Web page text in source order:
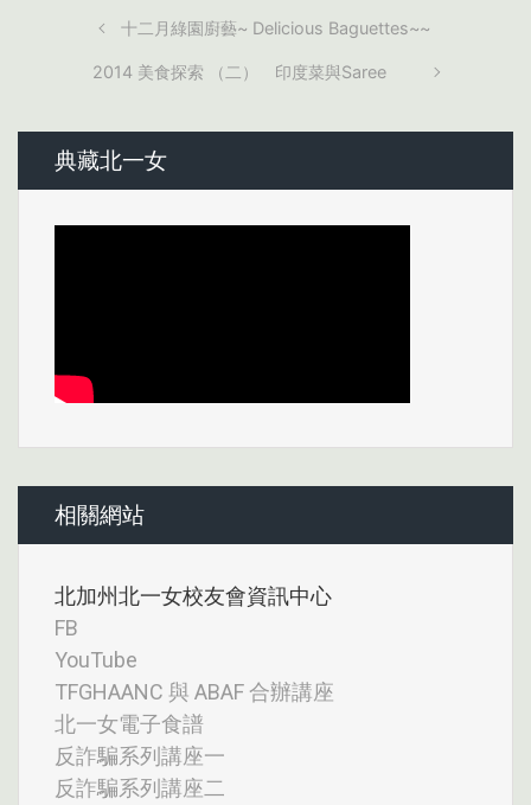
十二月綠園廚藝~ Delicious Baguettes~~
2014 美食探索 （二） 印度菜與Saree
典藏北一女
相關網站
北加州北一女校友會資訊中心
FB
YouTube
TFGHAANC 與 ABAF 合辦講座
北一女電子食譜
反詐騙系列講座一
反詐騙系列講座二